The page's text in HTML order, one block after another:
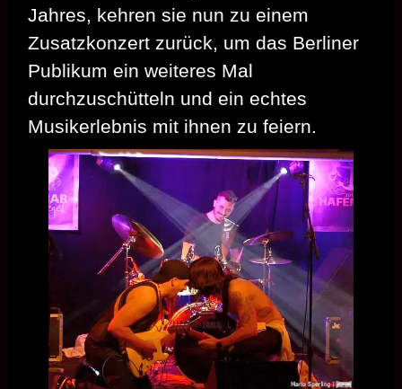
Jahres, kehren sie nun zu einem
Zusatzkonzert zurück, um das Berliner
Publikum ein weiteres Mal
durchzuschütteln und ein echtes
Musikerlebnis mit ihnen zu feiern.